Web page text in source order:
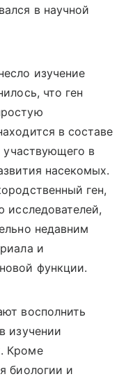
в научной
изучение
что ген
в составе
участвующего в
насекомых.
ген,
исследователей,
недавним
и
функции.
восполнить
изучении
Кроме
биологии и